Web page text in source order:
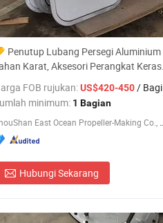
Penutup Lubang Persegi Aluminium
Karat, Aksesori Perangkat Keras
Maritim untuk Perahu & Yacht
FOB rujukan:US$420-450/ Bagian
minimum: 1 Bagian
Hubungi Sekarang